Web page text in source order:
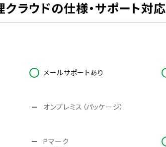
ラウドの仕様・サポート対応
メールサポートあり
オンプレミス（パッケージ）
Pマーク